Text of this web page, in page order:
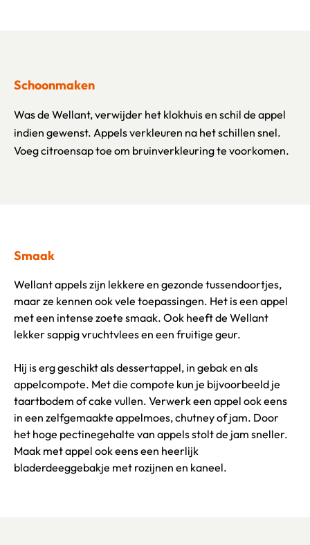
Schoonmaken
Was de Wellant, verwijder het klokhuis en schil de appel
indien gewenst. Appels verkleuren na het schillen snel.
Voeg citroensap toe om bruinverkleuring te voorkomen.
Smaak
Wellant appels zijn lekkere en gezonde tussendoortjes,
maar ze kennen ook vele toepassingen. Het is een appel
met een intense zoete smaak. Ook heeft de Wellant
lekker sappig vruchtvlees en een fruitige geur.
Hij is erg geschikt als dessertappel, in gebak en als
appelcompote. Met die compote kun je bijvoorbeeld je
taartbodem of cake vullen. Verwerk een appel ook eens
in een zelfgemaakte appelmoes, chutney of jam. Door
het hoge pectinegehalte van appels stolt de jam sneller.
Maak met appel ook eens een heerlijk
bladerdeeggebakje met rozijnen en kaneel.